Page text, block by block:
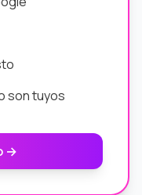
son tuyos
→